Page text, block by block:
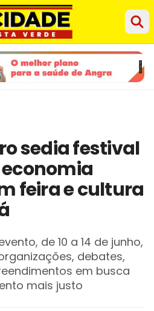
sedia festival
feira e cultura
de 10 a 14 de junho,
debates,
em busca
mais justo